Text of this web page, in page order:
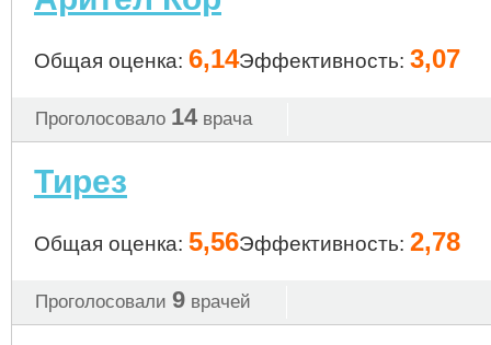
Общая оценка: 6,14Эффективность: 3,07
Проголосовало 14 врача
Тирез
Общая оценка: 5,56Эффективность: 2,78
Проголосовали 9 врачей